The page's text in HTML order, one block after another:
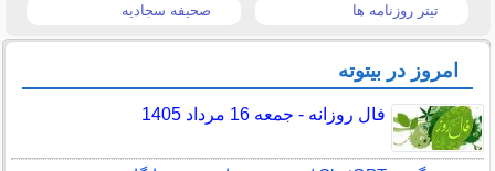
تیتر روزنامه ها صحیفه سجادیه
امروز در بیتوته
فال روزانه - جمعه 16 مرداد 1405